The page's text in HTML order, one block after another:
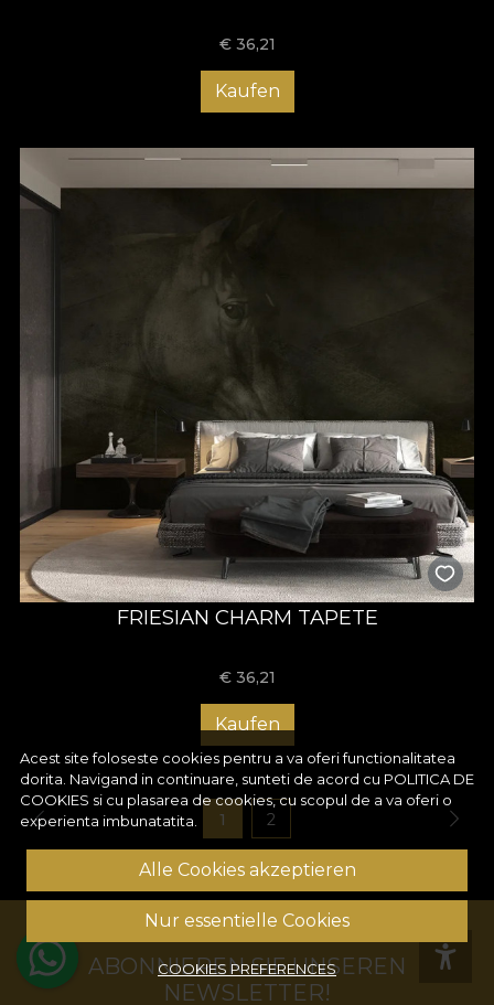
€ 36,21
Kaufen
FRIESIAN CHARM TAPETE
€ 36,21
Kaufen
1 2
Acest site foloseste cookies pentru a va oferi functionalitatea
dorita. Navigand in continuare, sunteti de acord cu POLITICA DE
COOKIES si cu plasarea de cookies, cu scopul de a va oferi o
experienta imbunatatita.
Alle Cookies akzeptieren
Nur essentielle Cookies
COOKIES PREFERENCES
ABONNIEREN SIE UNSEREN
NEWSLETTER!